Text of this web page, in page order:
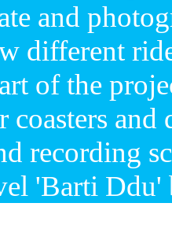
and
different
of the
coasters
recording
'Barti Ddu'